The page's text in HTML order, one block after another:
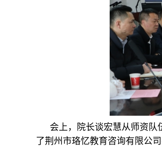
会上，院长谈宏慧从师资队
了荆州市珞忆教育咨询有限公